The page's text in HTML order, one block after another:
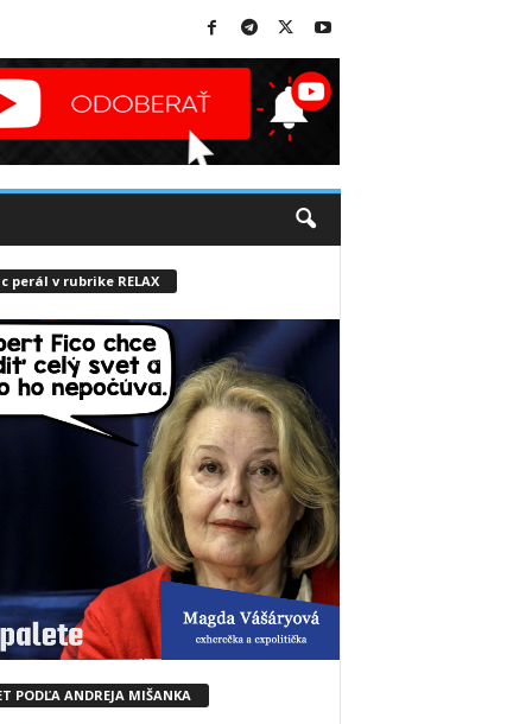
perál v rubrike RELAX
PODĽA ANDREJA MIŠANKA